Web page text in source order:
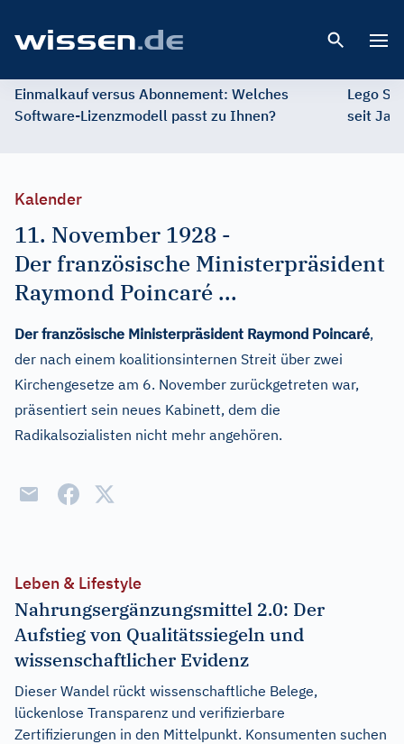
Einmalkauf versus Abonnement: Welches
Software-Lizenzmodell passt zu Ihnen?
Lego
seit
Kalender
11. November 1928 -
Der französische Ministerpräsident
Raymond Poincaré ...
Der französische Ministerpräsident Raymond Poincaré,
der nach einem koalitionsinternen Streit über zwei
Kirchengesetze am 6. November zurückgetreten war,
präsentiert sein neues Kabinett, dem die
Radikalsozialisten nicht mehr angehören.
Leben & Lifestyle
Nahrungsergänzungsmittel 2.0: Der
Aufstieg von Qualitätssiegeln und
wissenschaftlicher Evidenz
Dieser Wandel rückt wissenschaftliche Belege,
lückenlose Transparenz und verifizierbare
Zertifizierungen in den Mittelpunkt. Konsumenten suchen